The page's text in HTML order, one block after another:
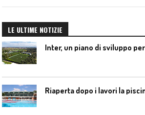
LE ULTIME NOTIZIE
Riaperta dopo i lavori la